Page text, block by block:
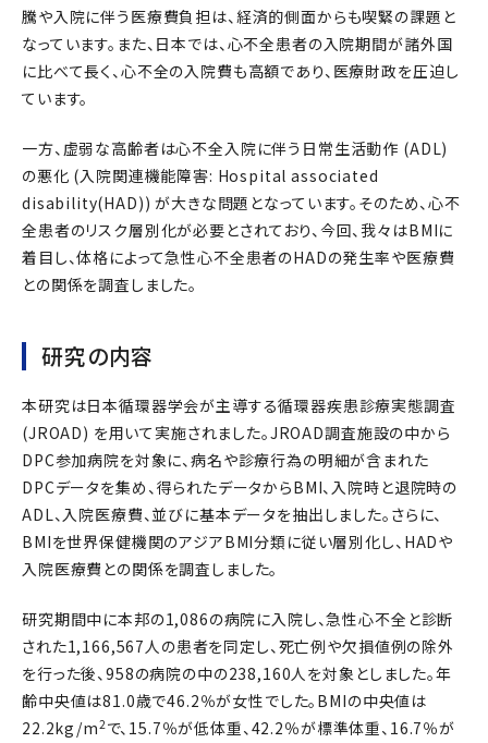
騰や入院に伴う医療費負担は、経済的側面からも喫緊の課題と
なっています。また、日本では、心不全患者の入院期間が諸外国
に比べて長く、心不全の入院費も高額であり、医療財政を圧迫し
ています。
一方、虚弱な高齢者は心不全入院に伴う日常生活動作 (ADL)
の悪化 (入院関連機能障害: Hospital associated
disability(HAD)) が大きな問題となっています。そのため、心不
全患者のリスク層別化が必要とされており、今回、我々はBMIに
着目し、体格によって急性心不全患者のHADの発生率や医療費
との関係を調査しました。
研究の内容
本研究は日本循環器学会が主導する循環器疾患診療実態調査
(JROAD) を用いて実施されました。JROAD調査施設の中から
DPC参加病院を対象に、病名や診療行為の明細が含まれた
DPCデータを集め、得られたデータからBMI、入院時と退院時の
ADL、入院医療費、並びに基本データを抽出しました。さらに、
BMIを世界保健機関のアジアBMI分類に従い層別化し、HADや
入院医療費との関係を調査しました。
研究期間中に本邦の1,086の病院に入院し、急性心不全と診断
された1,166,567人の患者を同定し、死亡例や欠損値例の除外
を行った後、958の病院の中の238,160人を対象としました。年
齢中央値は81.0歳で46.2％が女性でした。BMIの中央値は
22.2kg/m2 で、15.7％が低体重、42.2％が標準体重、16.7％が